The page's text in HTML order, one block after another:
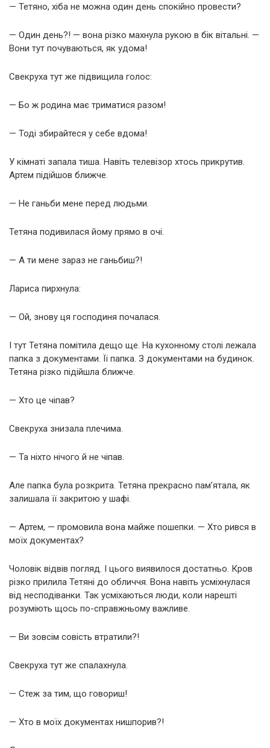
— Тетяно, хіба не можна один день спокійно провести?
— Один день?! — вона різко махнула рукою в бік вітальні. —
Вони тут почуваються, як удома!
Свекруха тут же підвищила голос:
— Бо ж родина має триматися разом!
— Тоді збирайтеся у себе вдома!
У кімнаті запала тиша. Навіть телевізор хтось прикрутив.
Артем підійшов ближче.
— Не ганьби мене перед людьми.
Тетяна подивилася йому прямо в очі.
— А ти мене зараз не ганьбиш?!
Лариса пирхнула:
— Ой, знову ця господиня почалася.
І тут Тетяна помітила дещо ще. На кухонному столі лежала
папка з документами. Її папка. З документами на будинок.
Тетяна різко підійшла ближче.
— Хто це чіпав?
Свекруха знизала плечима.
— Та ніхто нічого й не чіпав.
Але папка була розкрита. Тетяна прекрасно пам’ятала, як
залишала її закритою у шафі.
— Артем, — промовила вона майже пошепки. — Хто рився в
моїх документах?
Чоловік відвів погляд. І цього виявилося достатньо. Кров
різко прилила Тетяні до обличчя. Вона навіть усміхнулася
від несподіванки. Так усміхаються люди, коли нарешті
розуміють щось по-справжньому важливе.
— Ви зовсім совість втратили?!
Свекруха тут же спалахнула.
— Стеж за тим, що говориш!
— Хто в моїх документах нишпорив?!